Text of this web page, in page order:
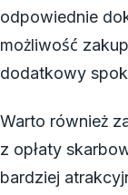
odpowiednie
możliwość
dodatkowy
Warto również
z opłaty
bardziej